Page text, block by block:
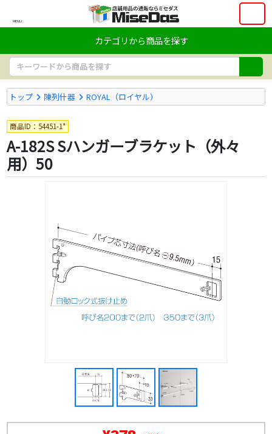
MENU
カテゴリから商品を探す
トップ 陳列什器 ROYAL（ロイヤル）
商品ID：54451-1*
A-182S Sハンガーブラケット（外々
用）50